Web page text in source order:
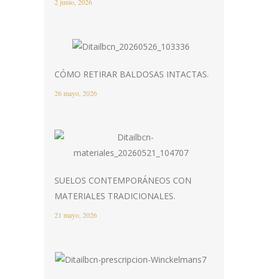
CÓMO RETIRAR BALDOSAS INTACTAS.
26 mayo, 2026
SUELOS CONTEMPORÁNEOS CON
MATERIALES TRADICIONALES.
21 mayo, 2026